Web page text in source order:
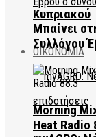
Κυπριακού
ΟΙΚΟΝΟΜΙΑ
Μπαίνει
Συλλόγου
Morning
Heat Radio